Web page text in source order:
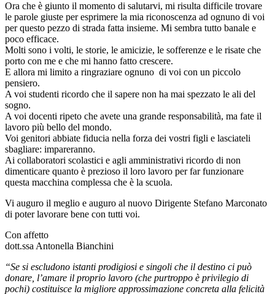
Ora che è giunto il momento di salutarvi, mi risulta difficile trovare
le parole giuste per esprimere la mia riconoscenza ad ognuno di voi
per questo pezzo di strada fatta insieme. Mi sembra tutto banale e
poco efficace.
Molti sono i volti, le storie, le amicizie, le sofferenze e le risate che
porto con me e che mi hanno fatto crescere.
E allora mi limito a ringraziare ognuno di voi con un piccolo
pensiero.
A voi studenti ricordo che il sapere non ha mai spezzato le ali del
sogno.
A voi docenti ripeto che avete una grande responsabilità, ma fate il
lavoro più bello del mondo.
Voi genitori abbiate fiducia nella forza dei vostri figli e lasciateli
sbagliare: impareranno.
Ai collaboratori scolastici e agli amministrativi ricordo di non
dimenticare quanto è prezioso il loro lavoro per far funzionare
questa macchina complessa che è la scuola.
Vi auguro il meglio e auguro al nuovo Dirigente Stefano Marconato
di poter lavorare bene con tutti voi.
Con affetto
dott.ssa Antonella Bianchini
“Se si escludono istanti prodigiosi e singoli che il destino ci può
donare, l’amare il proprio lavoro (che purtroppo è privilegio di
pochi) costituisce la migliore approssimazione concreta alla felicità